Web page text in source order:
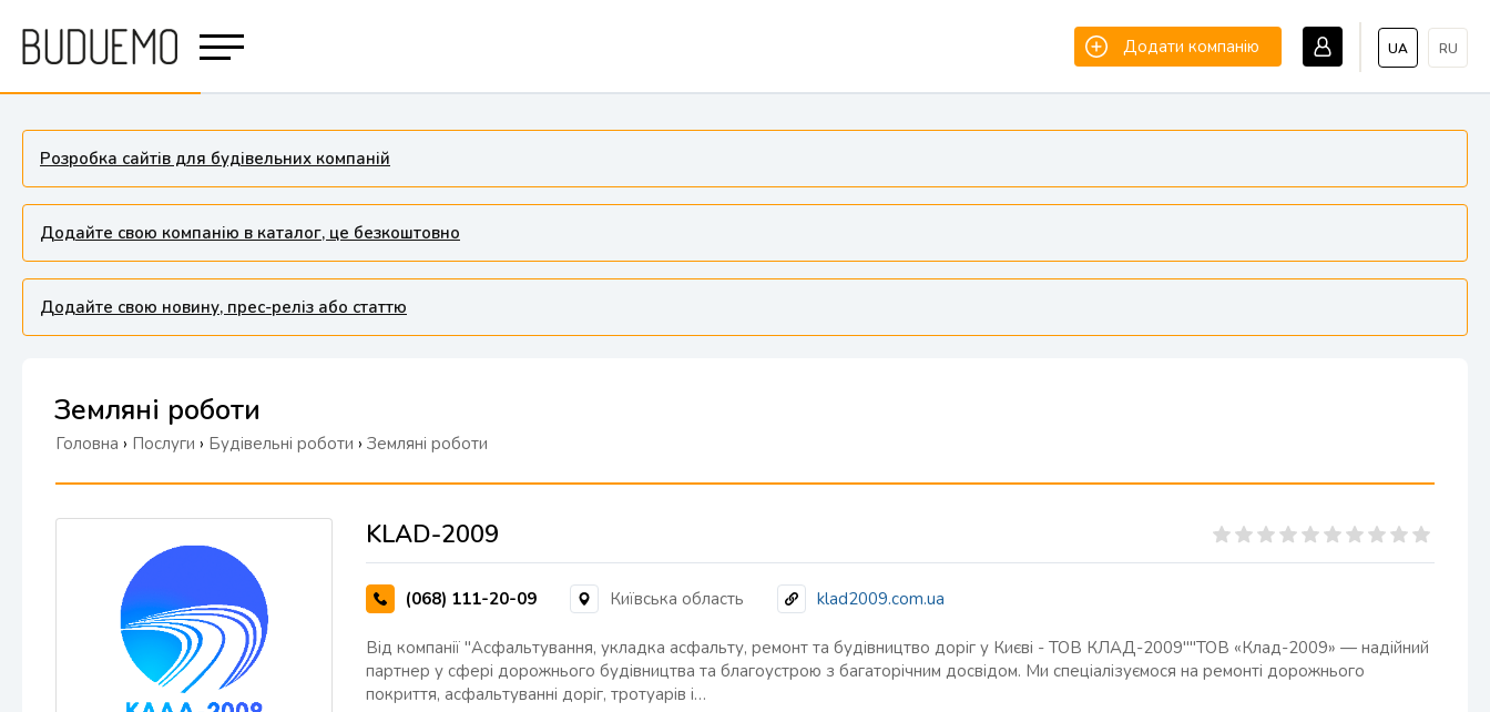
UA RU
Додати компанію
Розробка сайтів для будівельних компаній
Додайте свою компанію в каталог, це безкоштовно
Додайте свою новину, прес-реліз або статтю
Земляні роботи
Головна › Послуги › Будівельні роботи › Земляні роботи
KLAD-2009
(068) 111-20-09 Київська область klad2009.com.ua
Від компанії "Асфальтування, укладка асфальту, ремонт та будівництво доріг у Києві - ТОВ КЛАД-2009""ТОВ «Клад-2009» — надійний
партнер у сфері дорожнього будівництва та благоустрою з багаторічним досвідом. Ми спеціалізуємося на ремонті дорожнього
покриття, асфальтуванні доріг, тротуарів і…